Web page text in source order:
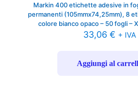
Markin 400 etichette adesive in
permanenti (105mmx74,25mm), 8
colore bianco opaco – 50 fogli –
33,06 € + IVA
Aggiungi al